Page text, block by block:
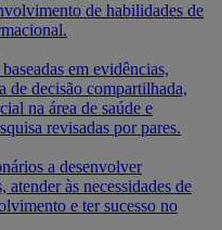
de habilidades de
em evidências,
de decisão compartilhada,
na área de saúde e
revisadas por pares.
a desenvolver
atender às necessidades de
e ter sucesso no